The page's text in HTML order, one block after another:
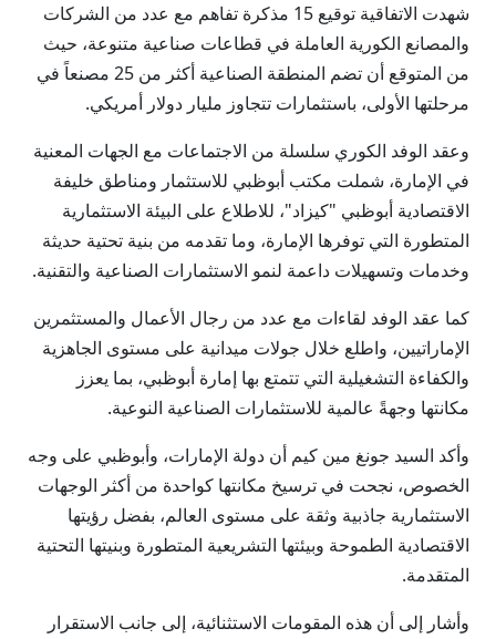
شهدت الاتفاقية توقيع 15 مذكرة تفاهم مع عدد من الشركات
والمصانع الكورية العاملة في قطاعات صناعية متنوعة، حيث
من المتوقع أن تضم المنطقة الصناعية أكثر من 25 مصنعاً في
مرحلتها الأولى، باستثمارات تتجاوز مليار دولار أمريكي.
وعقد الوفد الكوري سلسلة من الاجتماعات مع الجهات المعنية
في الإمارة، شملت مكتب أبوظبي للاستثمار ومناطق خليفة
الاقتصادية أبوظبي "كيزاد"، للاطلاع على البيئة الاستثمارية
المتطورة التي توفرها الإمارة، وما تقدمه من بنية تحتية حديثة
وخدمات وتسهيلات داعمة لنمو الاستثمارات الصناعية والتقنية.
كما عقد الوفد لقاءات مع عدد من رجال الأعمال والمستثمرين
الإماراتيين، واطلع خلال جولات ميدانية على مستوى الجاهزية
والكفاءة التشغيلية التي تتمتع بها إمارة أبوظبي، بما يعزز
مكانتها وجهةً عالمية للاستثمارات الصناعية النوعية.
وأكد السيد جونغ مين كيم أن دولة الإمارات، وأبوظبي على وجه
الخصوص، نجحت في ترسيخ مكانتها كواحدة من أكثر الوجهات
الاستثمارية جاذبية وثقة على مستوى العالم، بفضل رؤيتها
الاقتصادية الطموحة وبيئتها التشريعية المتطورة وبنيتها التحتية
المتقدمة.
وأشار إلى أن هذه المقومات الاستثنائية، إلى جانب الاستقرار